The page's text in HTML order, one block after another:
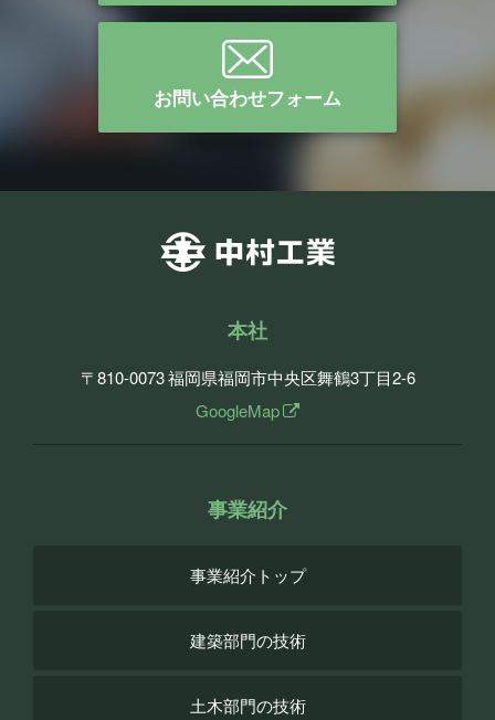
お問い合わせフォーム
本社
〒810-0073福岡県福岡市中央区舞鶴3丁目2-6
GoogleMap
事業紹介
事業紹介トップ
建築部門の技術
土木部門の技術